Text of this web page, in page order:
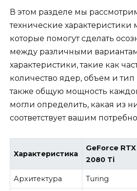
В этом разделе мы
технические характеристики
которые помогут сделать
между различными
характеристики, такие как
количество ядер, объем и
также общую мощность
могли определить, какая из
соответствует вашим
Характеристика
GeForce RTX
2080 Ti
Архитектура Turing